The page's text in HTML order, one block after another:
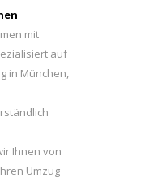
mit
auf
in München,
Ihnen von
Umzug